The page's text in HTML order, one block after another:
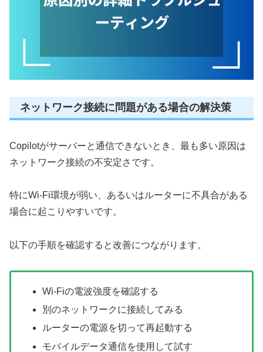
ネットワーク接続に問題がある場合の解決策
Copilotがサーバーと通信できないとき、最も多い原因は
ネットワーク接続の不安定さです。
特にWi-Fi環境が弱い、あるいはルーターに不具合がある
場合に起こりやすいです。
以下の手順を確認すると改善につながります。
Wi-Fiの電波強度を確認する
別のネットワークに接続してみる
ルーターの電源を切って再起動する
モバイルデータ通信を使用して試す